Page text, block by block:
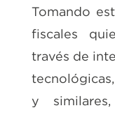
Tomando
fiscales
través de
y